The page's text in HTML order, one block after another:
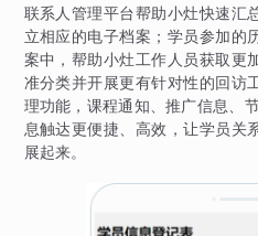
联系人管理平台帮助小灶快速汇
立相应的电子档案；学员参加的
案中，帮助小灶工作人员获取更
准分类并开展更有针对性的回访
理功能，课程通知、推广信息、
息触达更便捷、高效，让学员关
展起来。